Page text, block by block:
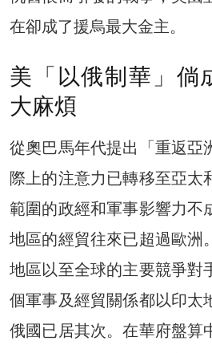
在卻成了援烏最大金主。
美「以俄制華」倘
大麻煩
從奧巴馬年代提出「重返亞
際上的注意力已轉移至亞太
範圍的政經和軍事影響力不
地區的經貿往來已超過歐洲
地區以至全球的主要競爭對
個軍事及經貿關係都以印太
俄國已居其次。在華府盤算